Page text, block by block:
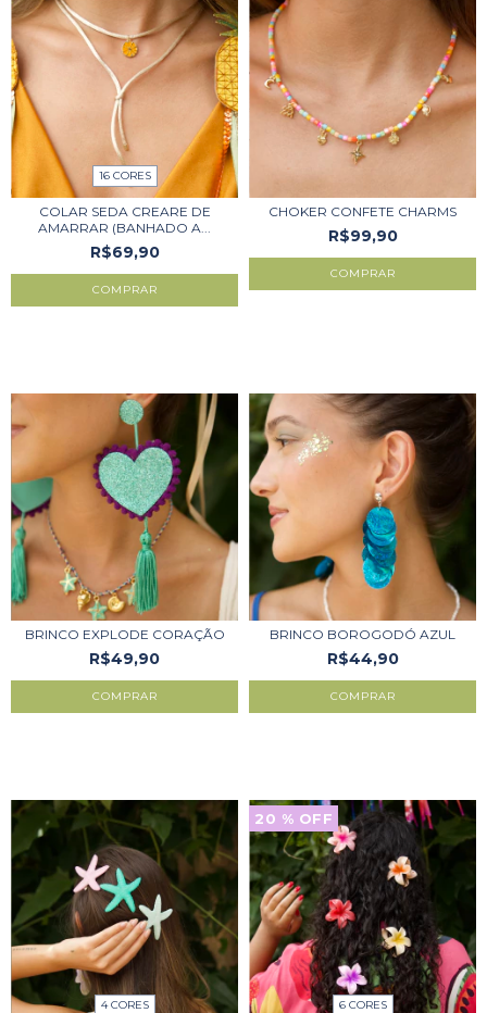
16 CORES
COLAR SEDA CREARE DE
AMARRAR (BANHADO A...
R$69,90
COMPRAR
CHOKER CONFETE CHARMS
R$99,90
COMPRAR
BRINCO EXPLODE CORAÇÃO
R$49,90
BRINCO BOROGODÓ AZUL
R$44,90
4 CORES
20 % OFF
6 CORES